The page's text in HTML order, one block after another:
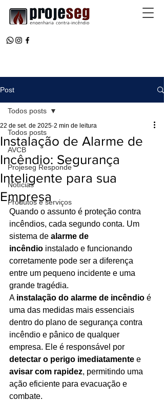
Ligações de 8h as 17h
WhatsApp de 8h as 12h
Siga nosso facebook
E também nosso instagram
Post
Todos posts
AVCB
Projeseg Responde
Notícias
Produtos e serviços
Todos posts
Instalação de Alarme de
Incêndio: Segurança
Inteligente para sua
Empresa
22 de set. de 2025 2 min de leitura
Quando o assunto é proteção contra
incêndios, cada segundo conta. Um
sistema de alarme de
incêndio instalado e funcionando
corretamente pode ser a diferença
entre um pequeno incidente e uma
grande tragédia.
A instalação do alarme de incêndio é
uma das medidas mais essenciais
dentro do plano de segurança contra
incêndio e pânico de qualquer
empresa. Ele é responsável por
detectar o perigo imediatamente e
avisar com rapidez, permitindo uma
ação eficiente para evacuação e
combate.